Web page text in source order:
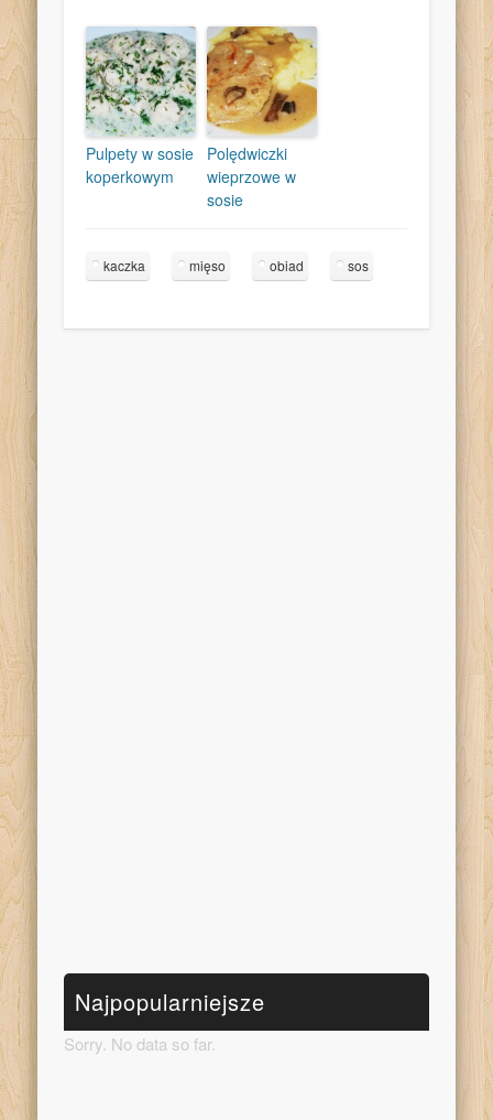
Pulpety w sosie
koperkowym
Polędwiczki
wieprzowe w
sosie
kaczka mięso obiad sos
Najpopularniejsze
Sorry. No data so far.